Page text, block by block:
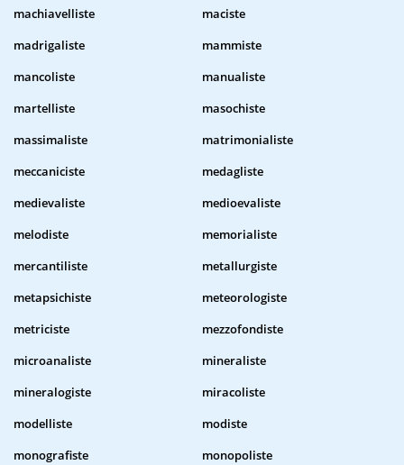
machiavelliste
maciste
madrigaliste
mammiste
mancoliste
manualiste
martelliste
masochiste
massimaliste
matrimonialiste
meccaniciste
medagliste
medievaliste
medioevaliste
melodiste
memorialiste
mercantiliste
metallurgiste
metapsichiste
meteorologiste
metriciste
mezzofondiste
microanaliste
mineraliste
mineralogiste
miracoliste
modelliste
modiste
monografiste
monopoliste